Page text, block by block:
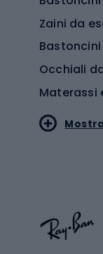
Zaini da
Occhiali
Accessori